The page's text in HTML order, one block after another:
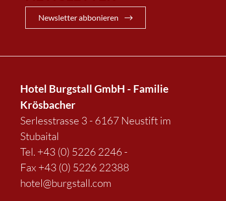
Newsletter abbonieren
Hotel Burgstall GmbH - Familie
Krösbacher
Serlesstrasse 3 - 6167 Neustift im
Stubaital
Tel. +43 (0) 5226 2246 -
Fax +43 (0) 5226 22388
hotel@burgstall.com